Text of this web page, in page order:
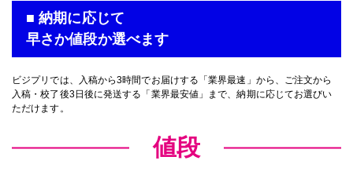
■ 納期に応じて
早さか値段か選べます
ビジプリでは、入稿から3時間でお届けする「業界最速」から、ご注文から
入稿・校了後3日後に発送する「業界最安値」まで、納期に応じてお選びい
ただけます。
値段